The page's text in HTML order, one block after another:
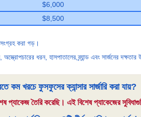
$6,000
$8,500
সংগ্রহ করা গড়।
ধরন, হাসপাতালের ব্র্যান্ড এবং সার্জনের দক্ষতার
কম খরচে ফুসফুসের ক্যান্সার সার্জারি করা যায়?
প্যাকেজ তৈরি করেছি। এই বিশেষ প্যাকেজের